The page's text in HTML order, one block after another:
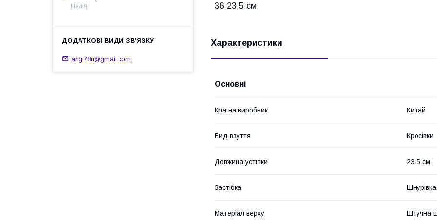
36 23.5 см
Характеристики
Основні
Країна виробник Китай
Вид взуття Кросівки
Довжина устілки 23.5 см
Застібка Шнурівка
Матеріал верху Штучна
Надія
angi78n@gmail.com